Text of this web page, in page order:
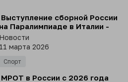
⁣ Выступление сборной России
на Паралимпиаде в Италии -
это успех нашего спорта,
заявил глава ОКР Михаил
Дегтярёв
Новости
11 марта 2026
Спорт
⁣ МРОТ в России с 2026 года